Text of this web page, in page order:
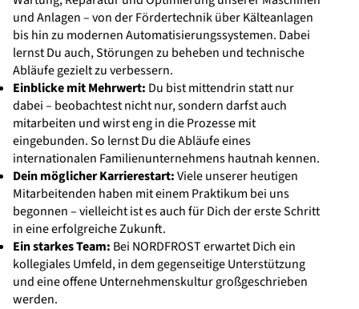
und Anlagen – von der Fördertechnik über Kälteanlagen
bis hin zu modernen Automatisierungssystemen. Dabei
lernst Du auch, Störungen zu beheben und technische
Abläufe gezielt zu verbessern.
Einblicke mit Mehrwert: Du bist mittendrin statt nur
dabei – beobachtest nicht nur, sondern darfst auch
mitarbeiten und wirst eng in die Prozesse mit
eingebunden. So lernst Du die Abläufe eines
internationalen Familienunternehmens hautnah kennen.
Dein möglicher Karrierestart:Viele unserer heutigen
Mitarbeitenden haben mit einem Praktikum bei uns
begonnen – vielleicht ist es auch für Dich der erste Schritt
in eine erfolgreiche Zukunft.
Ein starkes Team: Bei NORDFROST erwartet Dich ein
kollegiales Umfeld, in dem gegenseitige Unterstützung
und eine offene Unternehmenskultur großgeschrieben
werden.